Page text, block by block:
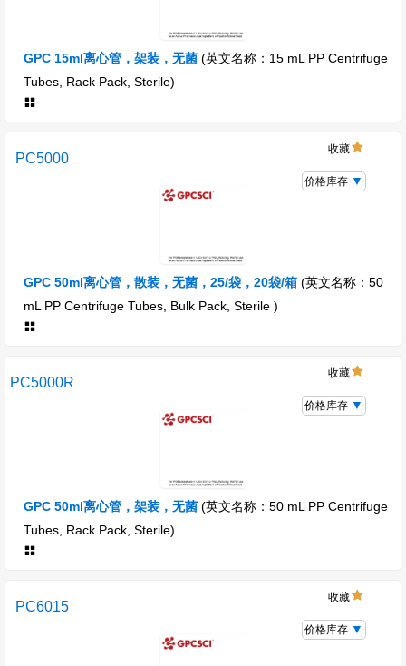
GPC 15ml离心管，架装，无菌 (英文名称：15 mL PP Centrifuge
Tubes, Rack Pack, Sterile)
PC5000
GPC 50ml离心管，散装，无菌，25/袋，20袋/箱 (英文名称：50
mL PP Centrifuge Tubes, Bulk Pack, Sterile )
收藏
价格库存
PC5000R
GPC 50ml离心管，架装，无菌 (英文名称：50 mL PP Centrifuge
Tubes, Rack Pack, Sterile)
收藏
价格库存
PC6015
收藏
价格库存